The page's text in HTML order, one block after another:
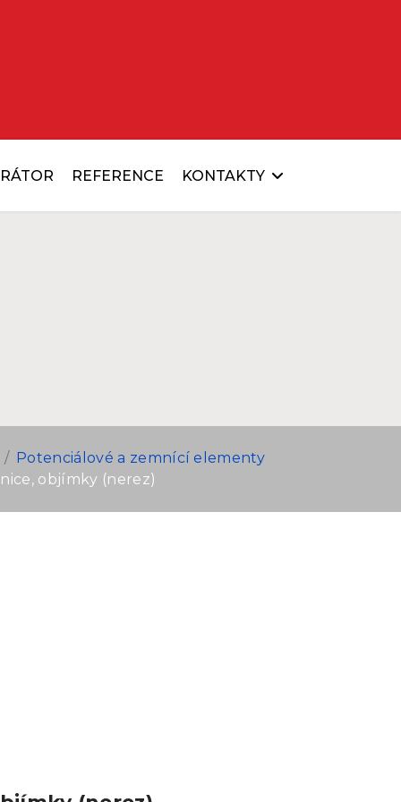
REFERENCE KONTAKTY
Potenciálové a zemnící elementy
objímky (nerez)